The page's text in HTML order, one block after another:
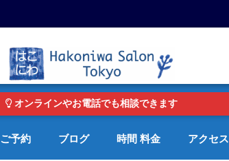
オンラインやお電話でも相談できます
ご予約 ブログ 時間 料金 アクセス